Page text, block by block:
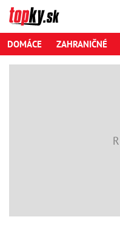
DOMÁCE ZAHRANIČNÉ